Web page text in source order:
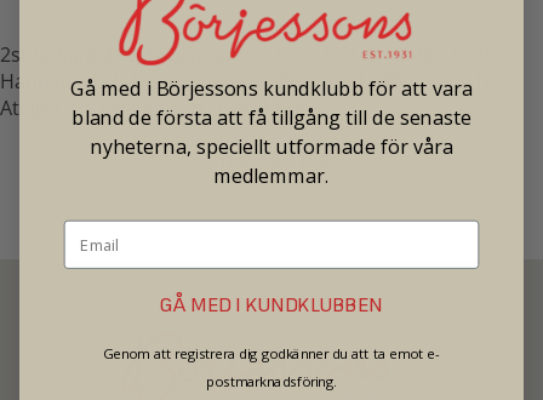
2st briljantslipade diamanter, 1,0 + 1,01ct. Kvalité G-VS2.
Handgjorda 5-klofattningar i 18K vitguld. Tillverkade hos
Atelje Lars Gustafsson i Göteborg.
Pris: 169 000
Gå med i Börjessons kundklubb för att vara
bland de första att få tillgång till de senaste
nyheterna, speciellt utformade för våra
medlemmar.
GÅ MED I KUNDKLUBBEN
Genom att registrera dig godkänner du att ta emot e-
postmarknadsföring.